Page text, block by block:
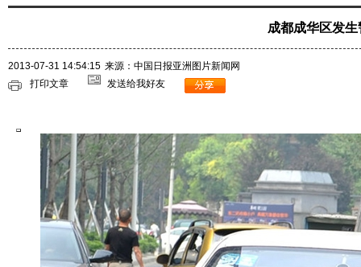
成都成华区发
2013-07-31 14:54:15 来源：中国日报亚洲图片新闻网
打印文章
发送给我好友